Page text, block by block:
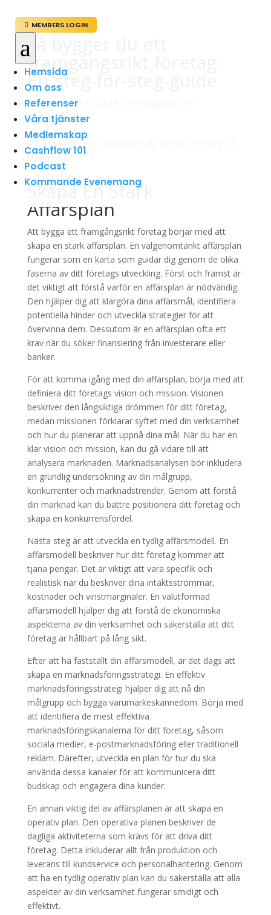
 MEMBERS LOGIN
a
Hemsida
Om oss
Referenser
Våra tjänster
Medlemskap
Cashflow 101
Podcast
Kommande Evenemang
Så bygger du ett
framgångsrikt företag:
En steg-för-steg-guide
avadmin|jul 31, 2024
Entreprenörskap
Skapa En Stark
Affärsplan
Att bygga ett framgångsrikt företag börjar med att
skapa en stark affärsplan. En välgenomtänkt affärsplan
fungerar som en karta som guidar dig genom de olika
faserna av ditt företags utveckling. Först och främst är
det viktigt att förstå varför en affärsplan är nödvändig.
Den hjälper dig att klargöra dina affärsmål, identifiera
potentiella hinder och utveckla strategier för att
övervinna dem. Dessutom är en affärsplan ofta ett
krav när du söker finansiering från investerare eller
banker.
För att komma igång med din affärsplan, börja med att
definiera ditt företags vision och mission. Visionen
beskriver den långsiktiga drömmen för ditt företag,
medan missionen förklarar syftet med din verksamhet
och hur du planerar att uppnå dina mål. När du har en
klar vision och mission, kan du gå vidare till att
analysera marknaden. Marknadsanalysen bör inkludera
en grundlig undersökning av din målgrupp,
konkurrenter och marknadstrender. Genom att förstå
din marknad kan du bättre positionera ditt företag och
skapa en konkurrensfördel.
Nästa steg är att utveckla en tydlig affärsmodell. En
affärsmodell beskriver hur ditt företag kommer att
tjäna pengar. Det är viktigt att vara specifik och
realistisk när du beskriver dina intäktsströmmar,
kostnader och vinstmarginaler. En välutformad
affärsmodell hjälper dig att förstå de ekonomiska
aspekterna av din verksamhet och säkerställa att ditt
företag är hållbart på lång sikt.
Efter att ha fastställt din affärsmodell, är det dags att
skapa en marknadsföringsstrategi. En effektiv
marknadsföringsstrategi hjälper dig att nå din
målgrupp och bygga varumärkeskännedom. Börja med
att identifiera de mest effektiva
marknadsföringskanalerna för ditt företag, såsom
sociala medier, e-postmarknadsföring eller traditionell
reklam. Därefter, utveckla en plan för hur du ska
använda dessa kanaler för att kommunicera ditt
budskap och engagera dina kunder.
En annan viktig del av affärsplanen är att skapa en
operativ plan. Den operativa planen beskriver de
dagliga aktiviteterna som krävs för att driva ditt
företag. Detta inkluderar allt från produktion och
leverans till kundservice och personalhantering. Genom
att ha en tydlig operativ plan kan du säkerställa att alla
aspekter av din verksamhet fungerar smidigt och
effektivt.